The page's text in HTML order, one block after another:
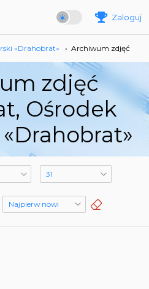
Zaloguj
«Drahobrat» › Archiwum zdjęć
zdjęć
Ośrodek